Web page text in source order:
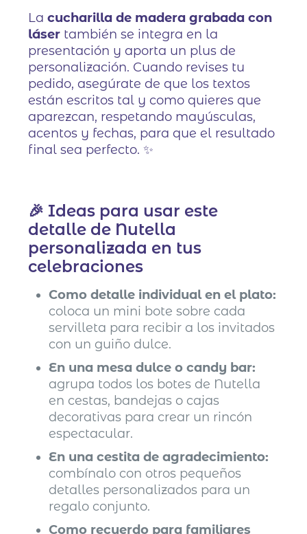
Lacucharilla de madera grabada con
láser también se integra en la
presentación y aporta un plus de
personalización. Cuando revises tu
pedido, asegúrate de que los textos
están escritos tal y como quieres que
aparezcan, respetando mayúsculas,
acentos y fechas, para que el resultado
final sea perfecto. ✨
🎉 Ideas para usar este
detalle de Nutella
personalizada en tus
celebraciones
Como detalle individual en el plato:
coloca un mini bote sobre cada
servilleta para recibir a los invitados
con un guiño dulce.
En una mesa dulce o candy bar:
agrupa todos los botes de Nutella
en cestas, bandejas o cajas
decorativas para crear un rincón
espectacular.
En una cestita de agradecimiento:
combínalo con otros pequeños
detalles personalizados para un
regalo conjunto.
Como recuerdo para familiares